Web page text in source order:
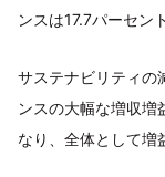
ンスは17.7パーセン
サステナビリティの
ンスの大幅な増収増
なり、全体として増